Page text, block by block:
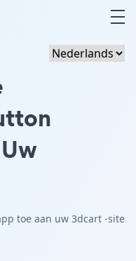
toe aan uw 3dcart -site